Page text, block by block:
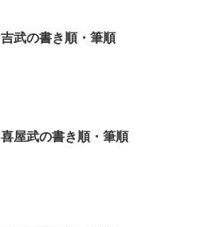
吉武の書き順・筆順
喜屋武の書き順・筆順